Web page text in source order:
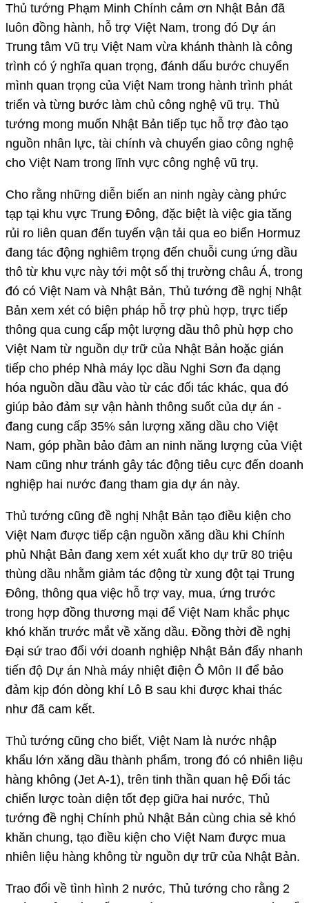
Thủ tướng Phạm Minh Chính cảm ơn Nhật Bản đã
luôn đồng hành, hỗ trợ Việt Nam, trong đó Dự án
Trung tâm Vũ trụ Việt Nam vừa khánh thành là công
trình có ý nghĩa quan trọng, đánh dấu bước chuyển
mình quan trọng của Việt Nam trong hành trình phát
triển và từng bước làm chủ công nghệ vũ trụ. Thủ
tướng mong muốn Nhật Bản tiếp tục hỗ trợ đào tạo
nguồn nhân lực, tài chính và chuyển giao công nghệ
cho Việt Nam trong lĩnh vực công nghệ vũ trụ.
Cho rằng những diễn biến an ninh ngày càng phức
tạp tại khu vực Trung Đông, đặc biệt là việc gia tăng
rủi ro liên quan đến tuyến vận tải qua eo biển Hormuz
đang tác động nghiêm trọng đến chuỗi cung ứng dầu
thô từ khu vực này tới một số thị trường châu Á, trong
đó có Việt Nam và Nhật Bản, Thủ tướng đề nghị Nhật
Bản xem xét có biện pháp hỗ trợ phù hợp, trực tiếp
thông qua cung cấp một lượng dầu thô phù hợp cho
Việt Nam từ nguồn dự trữ của Nhật Bản hoặc gián
tiếp cho phép Nhà máy lọc dầu Nghi Sơn đa dạng
hóa nguồn dầu đầu vào từ các đối tác khác, qua đó
giúp bảo đảm sự vận hành thông suốt của dự án -
đang cung cấp 35% sản lượng xăng dầu cho Việt
Nam, góp phần bảo đảm an ninh năng lượng của Việt
Nam cũng như tránh gây tác động tiêu cực đến doanh
nghiệp hai nước đang tham gia dự án này.
Thủ tướng cũng đề nghị Nhật Bản tạo điều kiện cho
Việt Nam được tiếp cận nguồn xăng dầu khi Chính
phủ Nhật Bản đang xem xét xuất kho dự trữ 80 triệu
thùng dầu nhằm giảm tác động từ xung đột tại Trung
Đông, thông qua việc hỗ trợ vay, mua, ứng trước
trong hợp đồng thương mại để Việt Nam khắc phục
khó khăn trước mắt về xăng dầu. Đồng thời đề nghị
Đại sứ trao đổi với doanh nghiệp Nhật Bản đẩy nhanh
tiến độ Dự án Nhà máy nhiệt điện Ô Môn II để bảo
đảm kịp đón dòng khí Lô B sau khi được khai thác
như đã cam kết.
Thủ tướng cũng cho biết, Việt Nam là nước nhập
khẩu lớn xăng dầu thành phẩm, trong đó có nhiên liệu
hàng không (Jet A-1), trên tinh thần quan hệ Đối tác
chiến lược toàn diện tốt đẹp giữa hai nước, Thủ
tướng đề nghị Chính phủ Nhật Bản cùng chia sẻ khó
khăn chung, tạo điều kiện cho Việt Nam được mua
nhiên liệu hàng không từ nguồn dự trữ của Nhật Bản.
Trao đổi về tình hình 2 nước, Thủ tướng cho rằng 2